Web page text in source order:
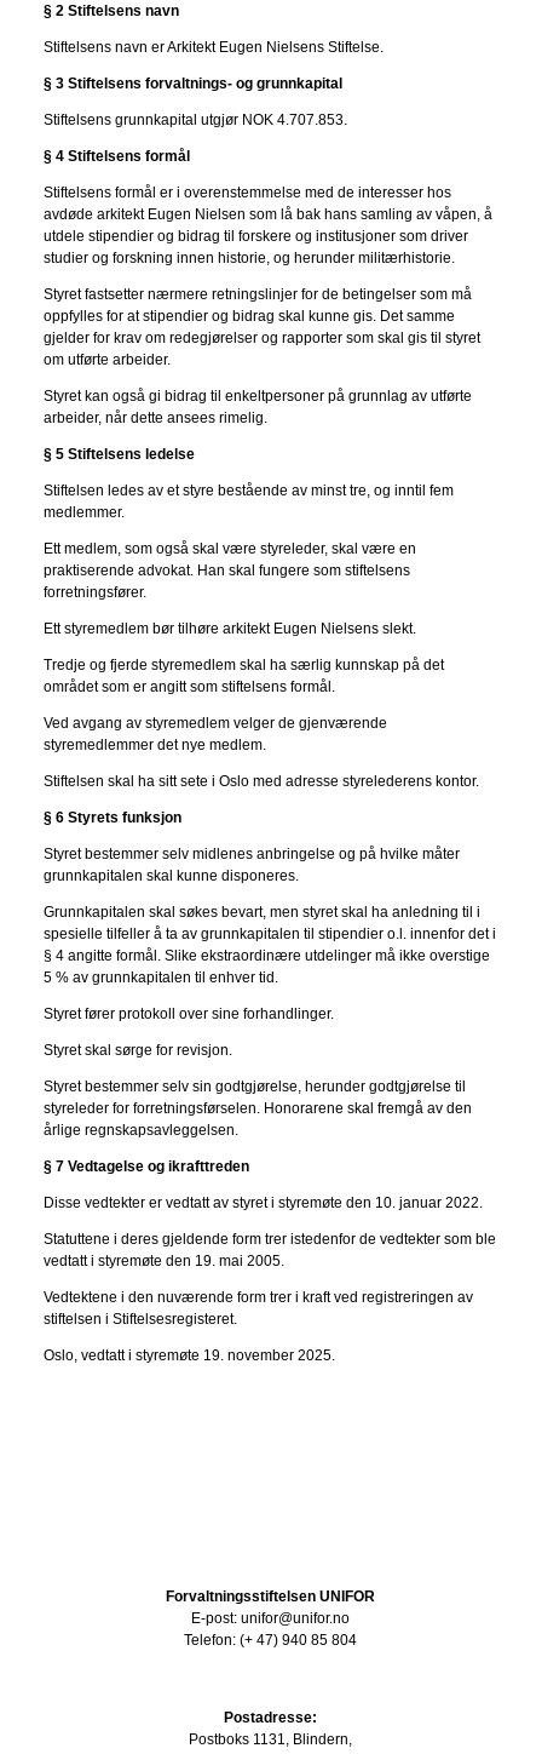
§ 2 Stiftelsens navn
Stiftelsens navn er Arkitekt Eugen Nielsens Stiftelse.
§ 3 Stiftelsens forvaltnings- og grunnkapital
Stiftelsens grunnkapital utgjør NOK 4.707.853.
§ 4 Stiftelsens formål
Stiftelsens formål er i overenstemmelse med de interesser hos
avdøde arkitekt Eugen Nielsen som lå bak hans samling av våpen, å
utdele stipendier og bidrag til forskere og institusjoner som driver
studier og forskning innen historie, og herunder militærhistorie.
Styret fastsetter nærmere retningslinjer for de betingelser som må
oppfylles for at stipendier og bidrag skal kunne gis. Det samme
gjelder for krav om redegjørelser og rapporter som skal gis til styret
om utførte arbeider.
Styret kan også gi bidrag til enkeltpersoner på grunnlag av utførte
arbeider, når dette ansees rimelig.
§ 5 Stiftelsens ledelse
Stiftelsen ledes av et styre bestående av minst tre, og inntil fem
medlemmer.
Ett medlem, som også skal være styreleder, skal være en
praktiserende advokat. Han skal fungere som stiftelsens
forretningsfører.
Ett styremedlem bør tilhøre arkitekt Eugen Nielsens slekt.
Tredje og fjerde styremedlem skal ha særlig kunnskap på det
området som er angitt som stiftelsens formål.
Ved avgang av styremedlem velger de gjenværende
styremedlemmer det nye medlem.
Stiftelsen skal ha sitt sete i Oslo med adresse styrelederens kontor.
§ 6 Styrets funksjon
Styret bestemmer selv midlenes anbringelse og på hvilke måter
grunnkapitalen skal kunne disponeres.
Grunnkapitalen skal søkes bevart, men styret skal ha anledning til i
spesielle tilfeller å ta av grunnkapitalen til stipendier o.l. innenfor det i
§ 4 angitte formål. Slike ekstraordinære utdelinger må ikke overstige
5 % av grunnkapitalen til enhver tid.
Styret fører protokoll over sine forhandlinger.
Styret skal sørge for revisjon.
Styret bestemmer selv sin godtgjørelse, herunder godtgjørelse til
styreleder for forretningsførselen. Honorarene skal fremgå av den
årlige regnskapsavleggelsen.
§ 7 Vedtagelse og ikrafttreden
Disse vedtekter er vedtatt av styret i styremøte den 10. januar 2022.
Statuttene i deres gjeldende form trer istedenfor de vedtekter som ble
vedtatt i styremøte den 19. mai 2005.
Vedtektene i den nuværende form trer i kraft ved registreringen av
stiftelsen i Stiftelsesregisteret.
Oslo, vedtatt i styremøte 19. november 2025.
Forvaltningsstiftelsen UNIFOR
E-post: unifor@unifor.no
Telefon: (+ 47) 940 85 804
Postadresse:
Postboks 1131, Blindern,